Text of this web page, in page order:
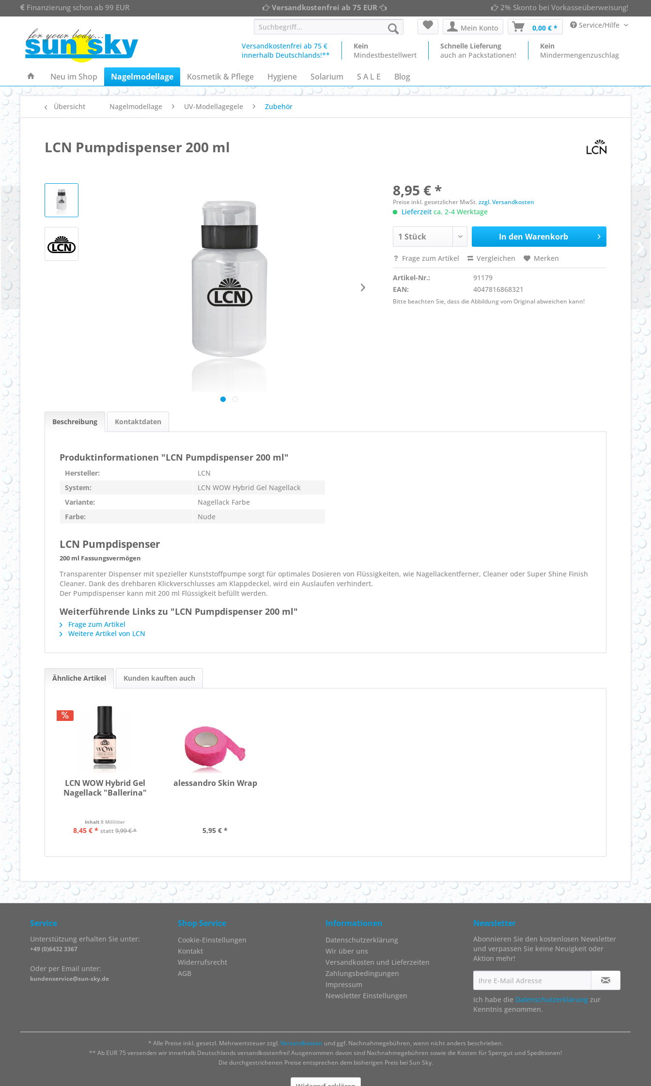
Finanzierung schon ab 99 EUR Versandkostenfrei ab 75 EUR 2% Skonto bei Vorkasseüberweisung!
Mein Konto 0,00 € * Service/Hilfe
Versandkostenfrei ab 75 €
innerhalb Deutschlands!**
Kein
Mindestbestellwert
Schnelle Lieferung
auch an Packstationen!
Kein
Mindermengenzuschlag
Neu im Shop Nagelmodellage Kosmetik & Pflege Hygiene Solarium S A L E Blog
Übersicht Nagelmodellage UV-Modellagegele Zubehör
LCN Pumpdispenser 200 ml
8,95 € *
Preise inkl. gesetzlicher MwSt.zzgl. Versandkosten
Lieferzeit ca. 2-4 Werktage
In den Warenkorb
Frage zum Artikel Vergleichen Merken
Artikel-Nr.:
91179
EAN:
4047816868321
Bitte beachten Sie, dass die Abbildung vom Original abweichen kann!
Beschreibung Kontaktdaten
Produktinformationen "LCN Pumpdispenser 200 ml"
Hersteller:
LCN
System:
LCN WOW Hybrid Gel Nagellack
Variante:
Nagellack Farbe
Farbe:
Nude
LCN Pumpdispenser
200 ml Fassungsvermögen
Transparenter Dispenser mit spezieller Kunststoffpumpe sorgt für optimales Dosieren von Flüssigkeiten, wie Nagellackentferner, Cleaner oder Super Shine Finish
Cleaner. Dank des drehbaren Klickverschlusses am Klappdeckel, wird ein Auslaufen verhindert.
Der Pumpdispenser kann mit 200 ml Flüssigkeit befüllt werden.
Weiterführende Links zu "LCN Pumpdispenser 200 ml"
Frage zum Artikel
Weitere Artikel von LCN
Ähnliche Artikel Kunden kauften auch
LCN WOW Hybrid Gel
Nagellack "Ballerina"
Inhalt8 Milliliter
8,45 € * statt9,99 € *
alessandro Skin Wrap
5,95 € *
Service
Unterstützung erhalten Sie unter:
+49 (0)6432 3367
Oder per Email unter:
kundenservice@sun-sky.de
Shop Service
Cookie-Einstellungen
Kontakt
Widerrufsrecht
AGB
Informationen
Datenschutzerklärung
Wir über uns
Versandkosten und Lieferzeiten
Zahlungsbedingungen
Impressum
Newsletter Einstellungen
Newsletter
Abonnieren Sie den kostenlosen Newsletter
und verpassen Sie keine Neuigkeit oder
Aktion mehr!
Ich habe die Datenschutzerklärung zur
Kenntnis genommen.
* Alle Preise inkl. gesetzl. Mehrwertsteuer zzgl. Versandkosten und ggf. Nachnahmegebühren, wenn nicht anders beschrieben.
** Ab EUR 75 versenden wir innerhalb Deutschlands versandkostenfrei! Ausgenommen davon sind Nachnahmegebühren sowie die Kosten für Sperrgut und Speditionen!
Die durchgestrichenen Preise entsprechen dem bisherigen Preis bei Sun Sky.